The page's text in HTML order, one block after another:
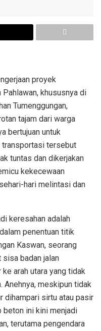
proyek
khususnya di
Tumenggungan,
tajam dari warga
bertujuan untuk
transportasi tersebut
tuntas dan dikerjakan
kekecewaan
hari melintasi dan
keresahan adalah
penentuan titik
Kaswan, seorang
sisa badan jalan
arah utara yang tidak
Anehnya, meskipun tidak
dihampari sirtu atau pasir
beton ini kini menjadi
terutama pengendara